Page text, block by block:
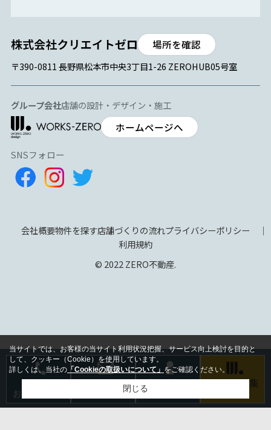
場所を確認
〒390-0811 長野県松本市中央3丁目1-26 ZEROHUB05号室
グループ会社店舗の設計・デザイン・施工
ホームページへ
SNSフォロー
会社概要物件を探す店舗づくりの流れプライバシーポリシー
利用規約
© 2022 ZERO不動産.
電話で
お問い合わせ
メールで
お問い合わせ
会員登録は
テナント募集
当サイトでは、お客様の当サイト利用状況把握、サービス向上検討を目的と
して、クッキー（Cookie）を使用しています。
詳しくは、当社の 「Cookieの取扱いについて」 をご確認ください。
閉じる